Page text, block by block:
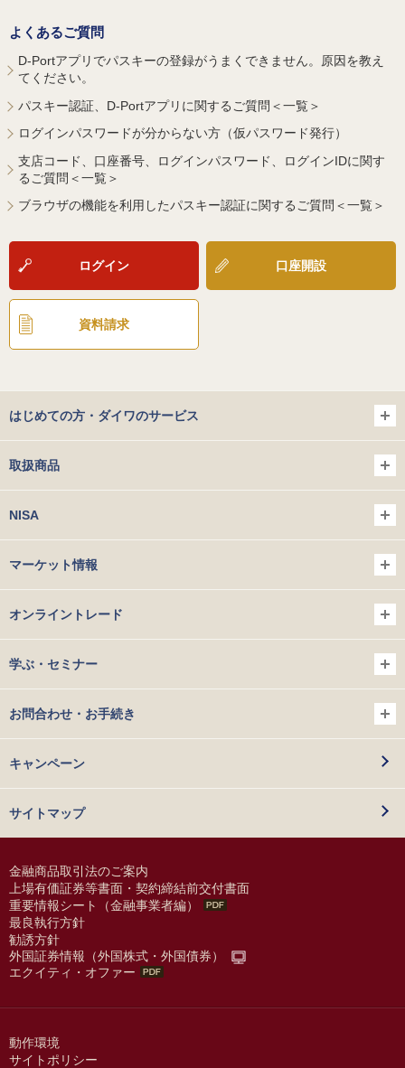
よくあるご質問
D-Portアプリでパスキーの登録がうまくできません。原因を教え
てください。
パスキー認証、D-Portアプリに関するご質問＜一覧＞
ログインパスワードが分からない方（仮パスワード発行）
支店コード、口座番号、ログインパスワード、ログインIDに関す
るご質問＜一覧＞
ブラウザの機能を利用したパスキー認証に関するご質問＜一覧＞
ログイン 口座開設
資料請求
はじめての方・ダイワのサービス
取扱商品
NISA
マーケット情報
オンライントレード
学ぶ・セミナー
お問合わせ・お手続き
キャンペーン
サイトマップ
金融商品取引法のご案内
上場有価証券等書面・契約締結前交付書面
重要情報シート（金融事業者編）
最良執行方針
勧誘方針
外国証券情報（外国株式・外国債券）
エクイティ・オファー
動作環境
サイトポリシー